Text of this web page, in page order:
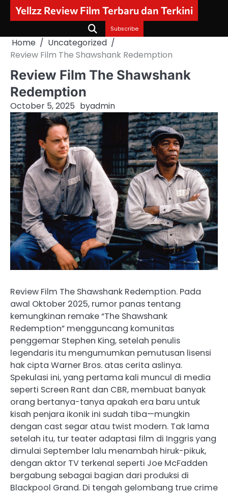
SkipYellzz Review Film Terbaru dan Terkini
Subscribe
Home
Uncategorized
Review Film The Shawshank Redemption
Review Film The Shawshank
Redemption
October 5, 2025 byadmin
Review Film The Shawshank Redemption. Pada
awal Oktober 2025, rumor panas tentang
kemungkinan remake “The Shawshank
Redemption” mengguncang komunitas
penggemar Stephen King, setelah penulis
legendaris itu mengumumkan pemutusan lisensi
hak cipta Warner Bros. atas cerita aslinya.
Spekulasi ini, yang pertama kali muncul di media
seperti Screen Rant dan CBR, membuat banyak
orang bertanya-tanya apakah era baru untuk
kisah penjara ikonik ini sudah tiba—mungkin
dengan cast segar atau twist modern. Tak lama
setelah itu, tur teater adaptasi film di Inggris yang
dimulai September lalu menambah hiruk-pikuk,
dengan aktor TV terkenal seperti Joe McFadden
bergabung sebagai bagian dari produksi di
Blackpool Grand. Di tengah gelombang true crime